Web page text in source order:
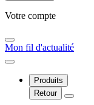
Votre compte​
Mon fil d'actualité
Produits
Retour